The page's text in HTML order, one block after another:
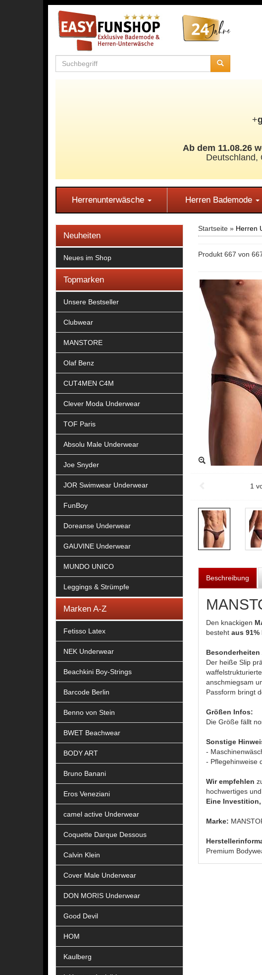
+
Ab dem 11.08.26
Deutschland,
Herrenunterwäsche Herren Bademode
Neuheiten
Neues im Shop
Topmarken
Unsere Bestseller
Clubwear
MANSTORE
Olaf Benz
CUT4MEN C4M
Clever Moda Underwear
TOF Paris
Absolu Male Underwear
Joe Snyder
JOR Swimwear Underwear
FunBoy
Doreanse Underwear
GAUVINE Underwear
MUNDO UNICO
Leggings & Strümpfe
Marken A-Z
Fetisso Latex
NEK Underwear
Beachkini Boy-Strings
Barcode Berlin
Benno von Stein
BWET Beachwear
BODY ART
Bruno Banani
Eros Veneziani
camel active Underwear
Coquette Darque Dessous
Calvin Klein
Cover Male Underwear
DON MORIS Underwear
Good Devil
HOM
Kaulberg
Startseite » Herren
Produkt 667 von
1
Beschreibung
Den knackigen
besteht aus
Der heiße Slip
anschmiegsam
Passform bringt
Größen Infos:
Die Größe fällt
Sonstige
-
- Pflegehinweise
Wir empfehlen
hochwertiges
Eine
Marke:
Premium